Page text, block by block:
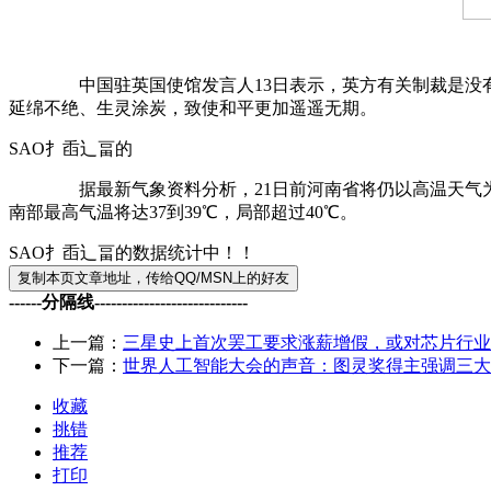
中国驻英国使馆发言人13日表示，英方有关制裁是没有
延绵不绝、生灵涂炭，致使和平更加遥遥无期。
SAO扌臿辶畐的
据最新气象资料分析，21日前河南省将仍以高温天气为主
南部最高气温将达37到39℃，局部超过40℃。
SAO扌臿辶畐的数据统计中！！
------分隔线----------------------------
上一篇： 三星史上首次罢工要求涨薪增假，或对芯片行
下一篇： 世界人工智能大会的声音：图灵奖得主强调三
收藏
挑错
推荐
打印